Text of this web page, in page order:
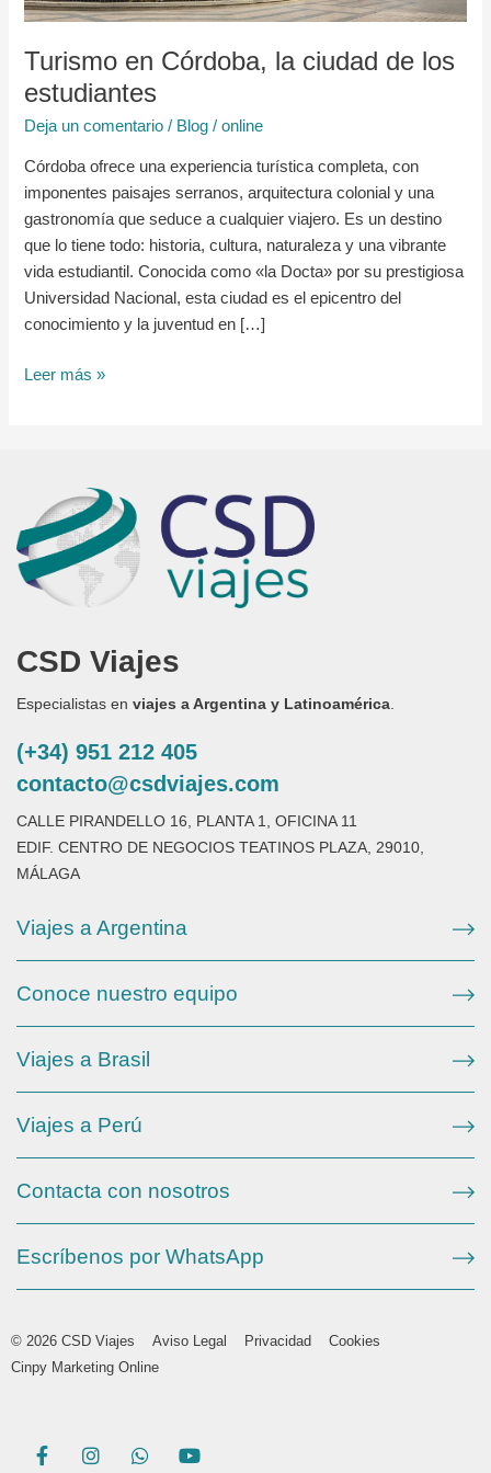
Turismo en Córdoba, la ciudad de los
estudiantes
Deja un comentario / Blog /online
Córdoba ofrece una experiencia turística completa, con
imponentes paisajes serranos, arquitectura colonial y una
gastronomía que seduce a cualquier viajero. Es un destino
que lo tiene todo: historia, cultura, naturaleza y una vibrante
vida estudiantil. Conocida como «la Docta» por su prestigiosa
Universidad Nacional, esta ciudad es el epicentro del
conocimiento y la juventud en […]
estudiantes
Leer más »
CSD Viajes
Especialistas en viajes a Argentina y Latinoamérica.
(+34) 951 212 405
contacto@csdviajes.com
CALLE PIRANDELLO 16, PLANTA 1, OFICINA 11
EDIF. CENTRO DE NEGOCIOS TEATINOS PLAZA, 29010,
MÁLAGA
Viajes a Argentina
Conoce nuestro equipo
Viajes a Brasil
Viajes a Perú
Contacta con nosotros
Escríbenos por WhatsApp
© 2026 CSD Viajes Aviso Legal Privacidad
Cookies
Cinpy Marketing Online
F
a
I
n
W
h
Y
o